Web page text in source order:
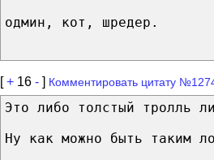
одмин, кот, шредер.
[+ 16 - ] Комментировать цитату
Это либо толстый тролль
Ну как можно быть таким